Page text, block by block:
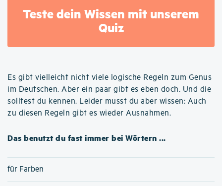
Teste dein Wissen mit unserem
Quiz
Es gibt vielleicht nicht viele logische Regeln zum Genus
im Deutschen. Aber ein paar gibt es eben doch. Und die
solltest du kennen. Leider musst du aber wissen: Auch
zu diesen Regeln gibt es wieder Ausnahmen.
Das benutzt du fast immer bei Wörtern ...
für Farben